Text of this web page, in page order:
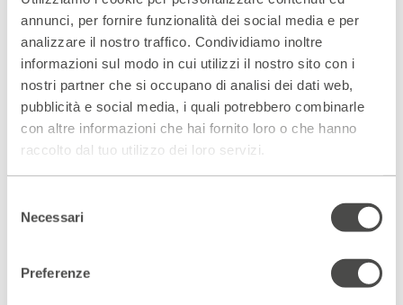
annunci, per fornire funzionalità dei social media e per
analizzare il nostro traffico. Condividiamo inoltre
informazioni sul modo in cui utilizzi il nostro sito con i
nostri partner che si occupano di analisi dei dati web,
pubblicità e social media, i quali potrebbero combinarle
con altre informazioni che hai fornito loro o che hanno
raccolto dal tuo utilizzo dei loro servizi.
delNecessari
Preferenze
Slide
precedenti
Slide
successive
Ti aspettiamo
con il nuovo servizio ristoro GūD
Bagni Misteriosi
dalle 18.00